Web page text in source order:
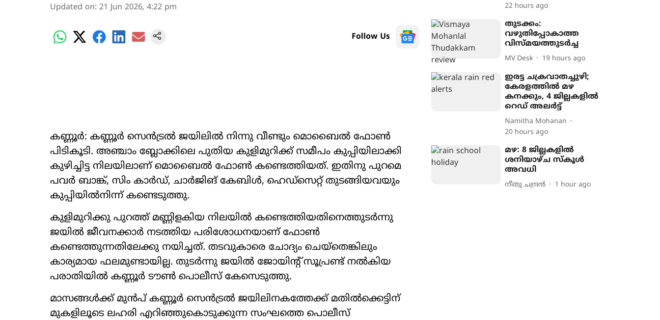
Updated on: 21 Jun 2026, 4:22 pm
Follow Us
കണ്ണൂർ: കണ്ണൂർ സെൻട്രൽ ജയിലിൽ നിന്നു വീണ്ടും മൊബൈൽ ഫോൺ
പിടികൂടി. അഞ്ചാം ബ്ലോക്കിലെ പുതിയ കുളിമുറിക്ക് സമീപം കുപ്പിയിലാക്കി
കുഴിച്ചിട്ട നിലയിലാണ് മൊബൈൽ ഫോൺ കണ്ടെത്തിയത്. ഇതിനു പുറമെ
പവർ ബാങ്ക്, സിം കാർഡ്, ചാർജിങ് കേബിൾ, ഹെഡ്സെറ്റ് തുടങ്ങിയവയും
കുപ്പിയിൽനിന്ന് കണ്ടെടുത്തു.
കുളിമുറിക്കു പുറത്ത് മണ്ണിളകിയ നിലയിൽ കണ്ടെത്തിയതിനെത്തുടർന്നു
ജയിൽ ജീവനക്കാർ നടത്തിയ പരിശോധനയാണ് ഫോൺ
കണ്ടെത്തുന്നതിലേക്കു നയിച്ചത്. തടവുകാരെ ചോദ്യം ചെയ്തെങ്കിലും
കാര്യമായ ഫലമുണ്ടായില്ല. തുടർന്നു ജയിൽ ജോയിന്‍റ് സൂപ്രണ്ട് നൽകിയ
പരാതിയിൽ കണ്ണൂർ ടൗൺ പൊലീസ് കേസെടുത്തു.
മാസങ്ങൾക്ക് മുൻപ് കണ്ണൂർ സെൻട്രൽ ജയിലിനകത്തേക്ക് മതിൽക്കെട്ടിന്
മുകളിലൂടെ ലഹരി എറിഞ്ഞുകൊടുക്കുന്ന സംഘത്തെ പൊലീസ്
22 hours ago
തുടക്കം:
വഴുതിപ്പോകാത്ത
വിസ്മയത്തുടർച്ച
MV Desk 19 hours ago
ഇരട്ട ചക്രവാതച്ചുഴി;
കേരളത്തിൽ മഴ
കനക്കും, 4 ജില്ലകളിൽ
റെഡ് അലർട്ട്
Namitha Mohanan
20 hours ago
മഴ: 8 ജില്ലകളിൽ
ശനിയാഴ്ച സ്കൂൾ
അവധി
നീതു ചന്ദ്രൻ 1 hour ago